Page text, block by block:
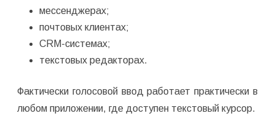
мессенджерах;
почтовых клиентах;
CRM-системах;
текстовых редакторах.
Фактически голосовой ввод работает практически в
любом приложении, где доступен текстовый курсор.